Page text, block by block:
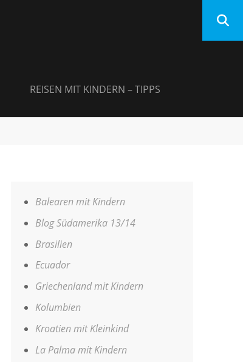
REISEN MIT KINDERN – TIPPS
Balearen mit Kindern
Blog Südamerika 13/14
Brasilien
Ecuador
Griechenland mit Kindern
Kolumbien
Kroatien mit Kleinkind
La Palma mit Kindern